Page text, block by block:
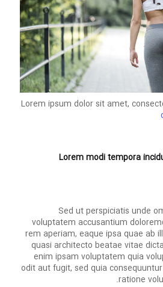
Lorem ipsum dolor sit amet,
„Lorem modi tempora
Sed ut perspiciatis unde
voluptatem accusantium
rem aperiam, eaque ipsa quae ab
quasi architecto beatae vitae
enim ipsam voluptatem quia
odit aut fugit, sed quia
ratione